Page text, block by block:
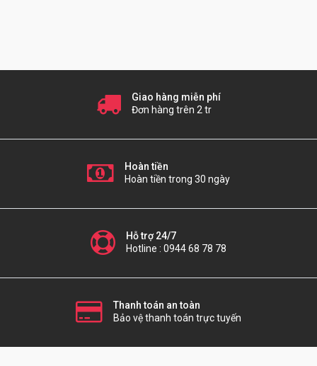
Giao hàng miễn phí
Đơn hàng trên 2 tr
Hoàn tiền
Hoàn tiền trong 30 ngày
Hỗ trợ 24/7
Hotline : 0944 68 78 78
Thanh toán an toàn
Bảo vệ thanh toán trực tuyến